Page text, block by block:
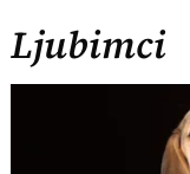
Ljubimci